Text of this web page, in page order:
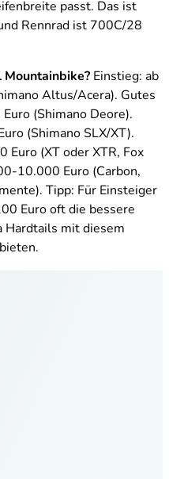
passt. Das ist
Rennrad ist 700C/28
Einstieg: ab
Altus/Acera). Gutes
(Shimano Deore).
(Shimano SLX/XT).
(XT oder XTR, Fox
10.000 Euro (Carbon,
Tipp: Für Einsteiger
Euro oft die bessere
Hardtails mit diesem